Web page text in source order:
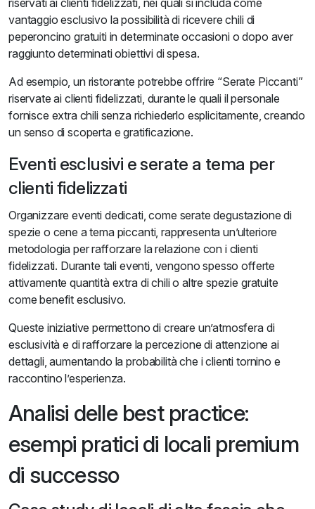
riservati ai clienti fidelizzati, nei quali si includa come
vantaggio esclusivo la possibilità di ricevere chili di
peperoncino gratuiti in determinate occasioni o dopo aver
raggiunto determinati obiettivi di spesa.
Ad esempio, un ristorante potrebbe offrire “Serate Piccanti”
riservate ai clienti fidelizzati, durante le quali il personale
fornisce extra chili senza richiederlo esplicitamente, creando
un senso di scoperta e gratificazione.
Eventi esclusivi e serate a tema per
clienti fidelizzati
Organizzare eventi dedicati, come serate degustazione di
spezie o cene a tema piccanti, rappresenta un’ulteriore
metodologia per rafforzare la relazione con i clienti
fidelizzati. Durante tali eventi, vengono spesso offerte
attivamente quantità extra di chili o altre spezie gratuite
come benefit esclusivo.
Queste iniziative permettono di creare un’atmosfera di
esclusività e di rafforzare la percezione di attenzione ai
dettagli, aumentando la probabilità che i clienti tornino e
raccontino l’esperienza.
Analisi delle best practice:
esempi pratici di locali premium
di successo